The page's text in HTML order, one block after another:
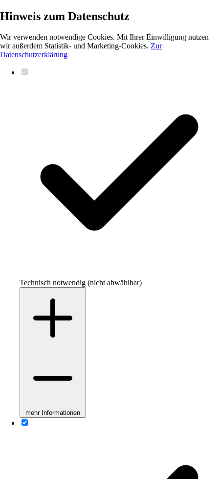
Hinweis zum Datenschutz
Wir verwenden notwendige Cookies. Mit Ihrer Einwilligung nutzen
wir außerdem Statistik- und Marketing-Cookies. Zur
Datenschutzerklärung
Technisch notwendig (nicht abwählbar)
mehr Informationen